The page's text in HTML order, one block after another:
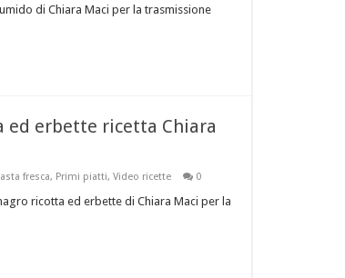
di Chiara Maci per la trasmissione
ed erbette ricetta Chiara
fresca, Primi piatti, Video ricette 0
ricotta ed erbette di Chiara Maci per la